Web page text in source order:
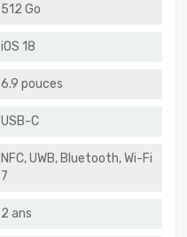
512 Go
iOS 18
6.9 pouces
USB-C
NFC, UWB, Bluetooth, Wi-Fi
7
2 ans